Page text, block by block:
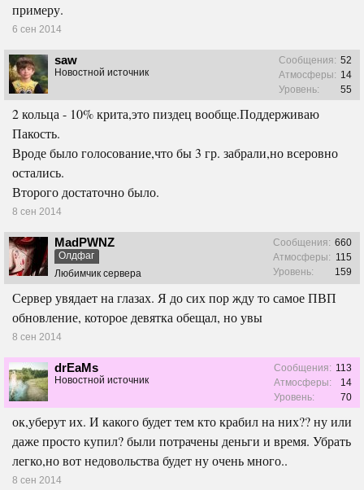
примеру.
6 сен 2014
saw
Новостной источник
Сообщения: 52
Атмосферы: 14
Уровень:
55
2 кольца - 10% крита,это пиздец вообще.Поддерживаю
Пакость.
Вроде было голосование,что бы 3 гр. забрали,но всеровно
остались.
Второго достаточно было.
8 сен 2014
MadPWNZ
Олдфаг
Любимчик сервера
Сообщения: 660
Атмосферы: 115
Уровень:
159
Сервер увядает на глазах. Я до сих пор жду то самое ПВП
обновление, которое девятка обещал, но увы
8 сен 2014
drEaMs
Новостной источник
Сообщения: 113
Атмосферы:
14
Уровень:
70
ок,уберут их. И какого будет тем кто крабил на них?? ну или
даже просто купил? были потрачены деньги и время. Убрать
легко,но вот недовольства будет ну очень много..
8 сен 2014